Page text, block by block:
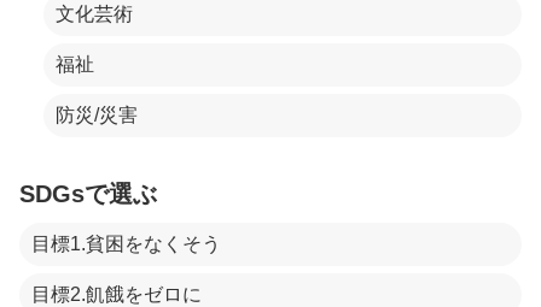
文化芸術
福祉
防災/災害
SDGsで選ぶ
目標1.貧困をなくそう
目標2.飢餓をゼロに